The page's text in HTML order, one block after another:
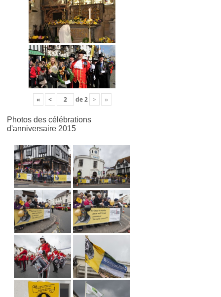
« < de2 > »
Photos des célébrations
d'anniversaire 2015